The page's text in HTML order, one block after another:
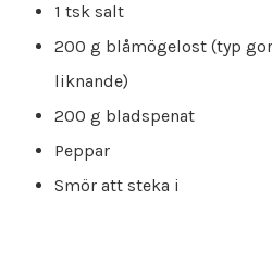
1 tsk salt
200 g blåmögelost (typ
liknande)
200 g bladspenat
Peppar
Smör att steka i